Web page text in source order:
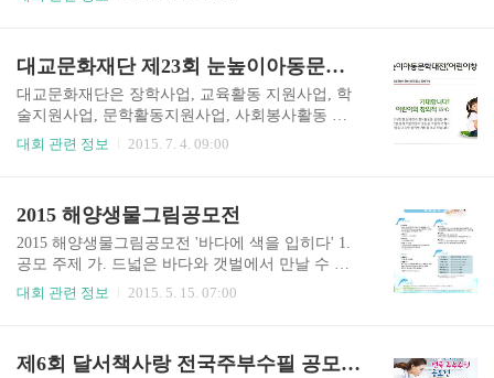
최 : 국토연구원, 소년한국일보사 공동 나. 후원 :
교육부, 국토교통부 2. 응모자격 가. 전국 초등학교
재학생 및 청소년(만7세~12세) 나. 별도 참가비 없
음 3. 글짓기 주제 가. 내가 살고 잇는 마을(고장)이
야기 1) 소중하고 안전한 우리 마을(고장) 2) 우리
리 마을(고장) 나. 내가 가 본 마을(고장)..
대교문화재단 제23회 눈높이아동문학대전 어린이창작동시공모전
대교문화재단은 장학사업, 교육활동 지원사업, 학
술지원사업, 문학활동지원사업, 사회봉사활동 지
원사업 영위 등을 목적으로 1991년 설립된 공익재
꿈나무인 어린이들의 창의적인 생각과 문학적 소
양을 키우기 위해, 어린이들의 다양한 창작 활동을
적극 지원, 육성하고 있습니다. 상기 내용과 관련하
여 대교문화재단에서는 2015년 제23회 눈높이아동
문학대전을 다음과 같이 공모하려 하오니, 어린이
전 1. 공모부문 : 창작동시(자유 주제) 구문 입상자
대회 관련 정보 2015. 7. 4. 09:00
2015 해양생물그림공모전
2015 해양생물그림공모전 '바다에 색을 입히다' 1.
공모 주제 가. 드넓은 바다와 갯벌에서 만날 수 있
는 해양생물 그리기 나. 바다생태정보나라(www.ec
림접수처 가. 서울특별시 강남구 영동대로 513(코
대회 관련 정보 2015. 5. 15. 07:00
제6회 달서책사랑 전국주부수필 공모전(6/30)